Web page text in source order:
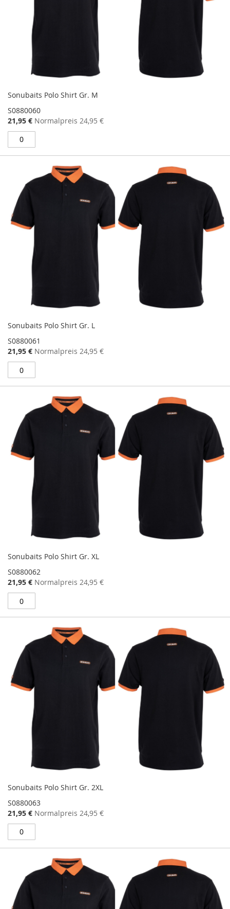
Sonubaits Polo Shirt Gr. M
S0880060
Sonderangebot
21,95 € Normalpreis 24,95 €
Sonubaits Polo Shirt Gr. L
S0880061
Sonderangebot
21,95 € Normalpreis 24,95 €
Sonubaits Polo Shirt Gr. XL
S0880062
Sonderangebot
21,95 € Normalpreis 24,95 €
Sonubaits Polo Shirt Gr. 2XL
S0880063
Sonderangebot
21,95 € Normalpreis 24,95 €